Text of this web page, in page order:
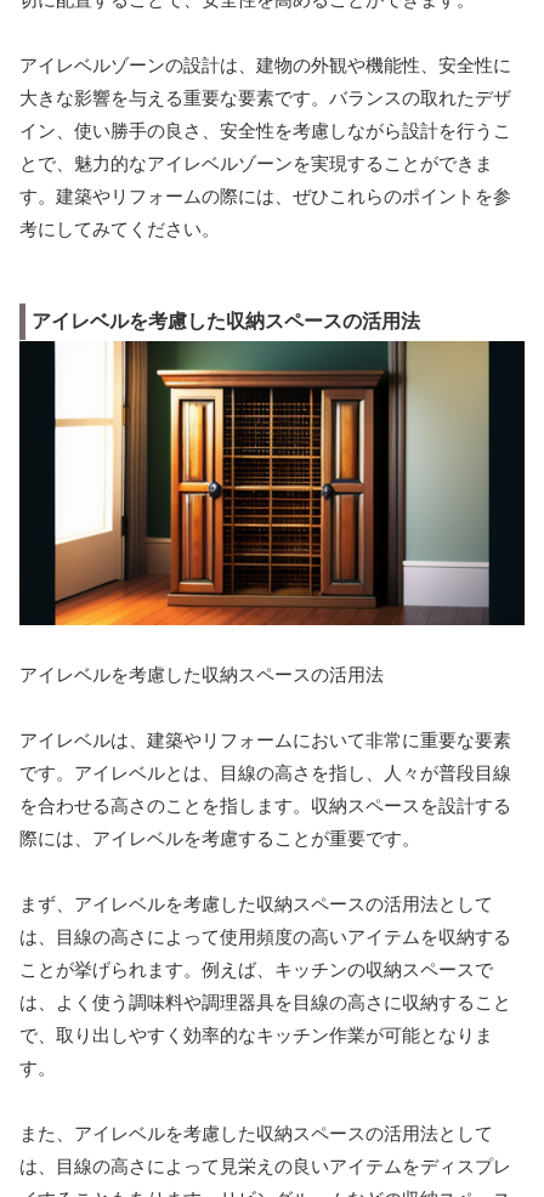
アイレベルゾーンの設計は、建物の外観や機能性、安全性に
大きな影響を与える重要な要素です。バランスの取れたデザ
イン、使い勝手の良さ、安全性を考慮しながら設計を行うこ
とで、魅力的なアイレベルゾーンを実現することができま
す。建築やリフォームの際には、ぜひこれらのポイントを参
考にしてみてください。
アイレベルを考慮した収納スペースの活用法
アイレベルを考慮した収納スペースの活用法
アイレベルは、建築やリフォームにおいて非常に重要な要素
です。アイレベルとは、目線の高さを指し、人々が普段目線
を合わせる高さのことを指します。収納スペースを設計する
際には、アイレベルを考慮することが重要です。
まず、アイレベルを考慮した収納スペースの活用法として
は、目線の高さによって使用頻度の高いアイテムを収納する
ことが挙げられます。例えば、キッチンの収納スペースで
は、よく使う調味料や調理器具を目線の高さに収納すること
で、取り出しやすく効率的なキッチン作業が可能となりま
す。
また、アイレベルを考慮した収納スペースの活用法として
は、目線の高さによって見栄えの良いアイテムをディスプレ